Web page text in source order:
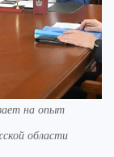
на опыт
области